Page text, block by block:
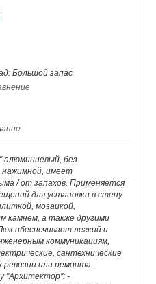
Большой запас
алюминиевый, без
нажимной, имеет
/ от запахов. Применяется
для установки в стену
мозаикой,
камнем, а также другими
обеспечивает легкий и
коммуникациям,
сантехнические
ревизии или ремонта.
"Архитектор": -